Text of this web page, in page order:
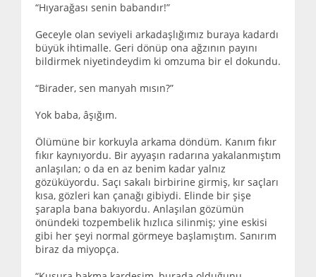
“Hıyarağası senin babandır!”
Geceyle olan seviyeli arkadaşlığımız buraya kadardı
büyük ihtimalle. Geri dönüp ona ağzının payını
bildirmek niyetindeydim ki omzuma bir el dokundu.
“Birader, sen manyah mısın?”
Yok baba, âşığım.
Ölümüne bir korkuyla arkama döndüm. Kanım fıkır
fıkır kaynıyordu. Bir ayyaşın radarına yakalanmıştım
anlaşılan; o da en az benim kadar yalnız
gözüküyordu. Saçı sakalı birbirine girmiş, kır saçları
kısa, gözleri kan çanağı gibiydi. Elinde bir şişe
şarapla bana bakıyordu. Anlaşılan gözümün
önündeki tozpembelik hızlıca silinmiş; yine eskisi
gibi her şeyi normal görmeye başlamıştım. Sanırım
biraz da miyopça.